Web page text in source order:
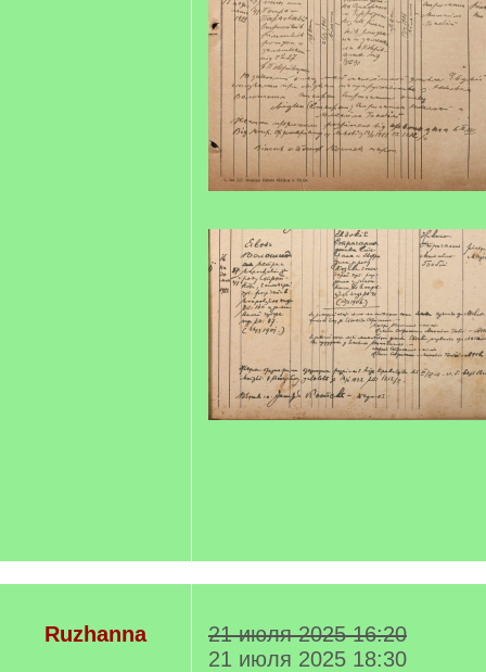
Ruzhanna
21 июля 2025 16:20
21 июля 2025 18:30